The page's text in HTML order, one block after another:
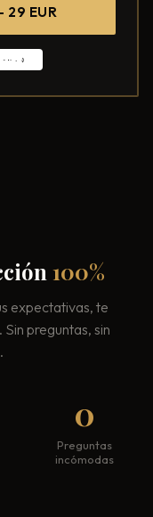
29 EUR
100%
expectativas, te
preguntas, sin
0
Preguntas
incómodas